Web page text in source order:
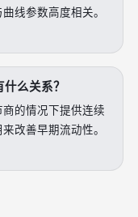
线参数高度相关。
么关系？
的情况下提供连续
改善早期流动性。